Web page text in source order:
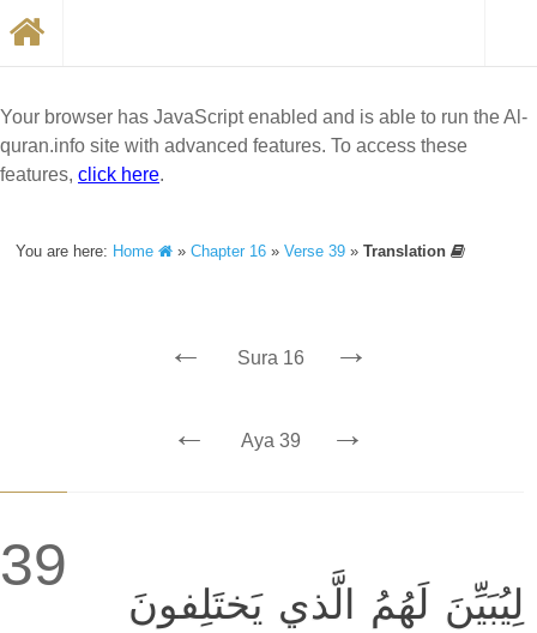
Your browser has JavaScript enabled and is able to run the Al-
quran.info site with advanced features. To access these
features, click here.
You are here: Home »Chapter 16 »Verse 39 »Translation
← Sura 16 →
← Aya 39 →
39
لِيُبَيِّنَ لَهُمُ الَّذي يَختَلِفونَ